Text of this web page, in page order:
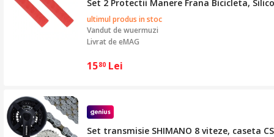
Set 2 Protectii Manere Frana Bicicleta,
ultimul produs in stoc
Vandut dewuermuzi
Livrat de eMAG
1580 Lei
Set transmisie SHIMANO 8 viteze, caseta